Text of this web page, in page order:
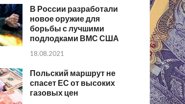
В России разработали
новое оружие для
борьбы с лучшими
подлодками ВМС США
18.08.2021
Польский маршрут не
спасет ЕС от высоких
газовых цен